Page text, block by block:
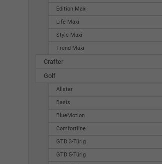
Edition Maxi
Life Maxi
Style Maxi
Trend Maxi
Crafter
Golf
Allstar
Basis
BlueMotion
Comfortline
GTD 3-Türig
GTD 5-Türig